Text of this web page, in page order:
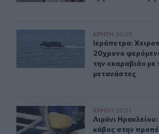
Ιεράπετρα: Χειροπέδες σε 20χρονο
ΚΡΗΤΗ 20:29
Ιεράπετρα:
Ιεράπετρα:
20χρονο
την «καραβιά» με
μετανάστες
Λιμάνι Ηρακλείου: Έμπλεξε ο κάβος
ΚΡΗΤΗ 20:21
Λιμάνι
Λιμάνι
κάβος στην